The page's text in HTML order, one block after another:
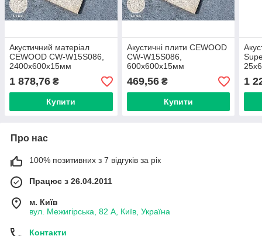
Акустичний матеріал
CEWOOD CW-W15S086,
2400х600х15мм
1 878,76 ₴
Купити
Акустичні плити CEWOOD
CW-W15S086,
600х600х15мм
469,56₴
Купити
1
Про нас
100% позитивних з 7 відгуків за рік
Працює з 26.04.2011
м. Київ
вул. Межигірська, 82 А, Київ, Україна
Контакти